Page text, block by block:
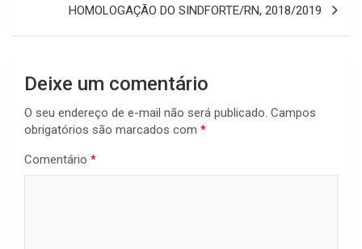
HOMOLOGAÇÃO DO SINDFORTE/RN, 2018/2019
Deixe um comentário
O seu endereço de e-mail não será publicado. Campos
obrigatórios são marcados com *
Comentário *